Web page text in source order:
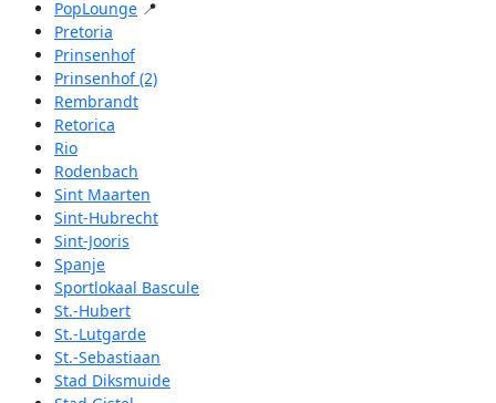
PopLounge 📍
Pretoria
Prinsenhof
Prinsenhof (2)
Rembrandt
Retorica
Rio
Rodenbach
Sint Maarten
Sint-Hubrecht
Sint-Jooris
Spanje
Sportlokaal Bascule
St.-Hubert
St.-Lutgarde
St.-Sebastiaan
Stad Diksmuide